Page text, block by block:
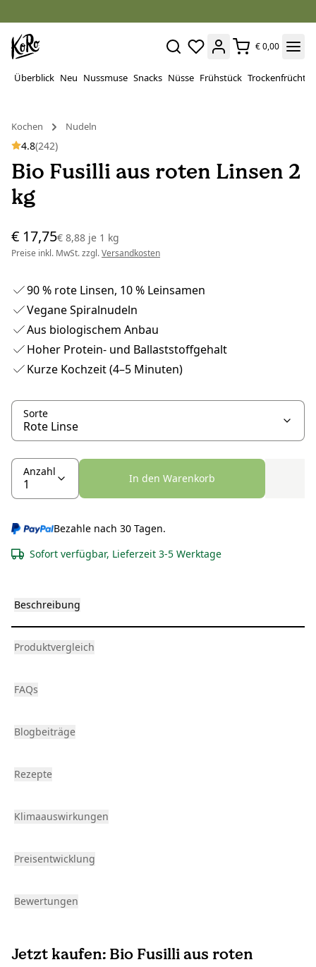
€ 0,00
Überblick Neu Nussmuse Snacks Nüsse Frühstück Trockenfrüchte
Kochen
Nudeln
4.8(242)
Bio Fusilli aus roten Linsen 2
kg
€ 17,75€ 8,88 je 1 kg
Preise inkl. MwSt. zzgl.Versandkosten
90 % rote Linsen, 10 % Leinsamen
Vegane Spiralnudeln
Aus biologischem Anbau
Hoher Protein- und Ballaststoffgehalt
Kurze Kochzeit (4–5 Minuten)
Sorte
Anzahl
In den Warenkorb
Bezahle nach 30 Tagen.
Sofort verfügbar, Lieferzeit 3-5 Werktage
Beschreibung
Produktvergleich
FAQs
Blogbeiträge
Rezepte
Klimaauswirkungen
Preisentwicklung
Bewertungen
Jetzt kaufen: Bio Fusilli aus roten